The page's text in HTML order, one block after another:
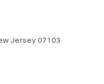
Jersey 07103